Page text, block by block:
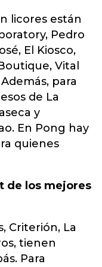
licores están
Pedro
El Kiosco,
Vital
Además, para
de La
y
En Pong hay
quienes
de los mejores
Criterión, La
tienen
Para